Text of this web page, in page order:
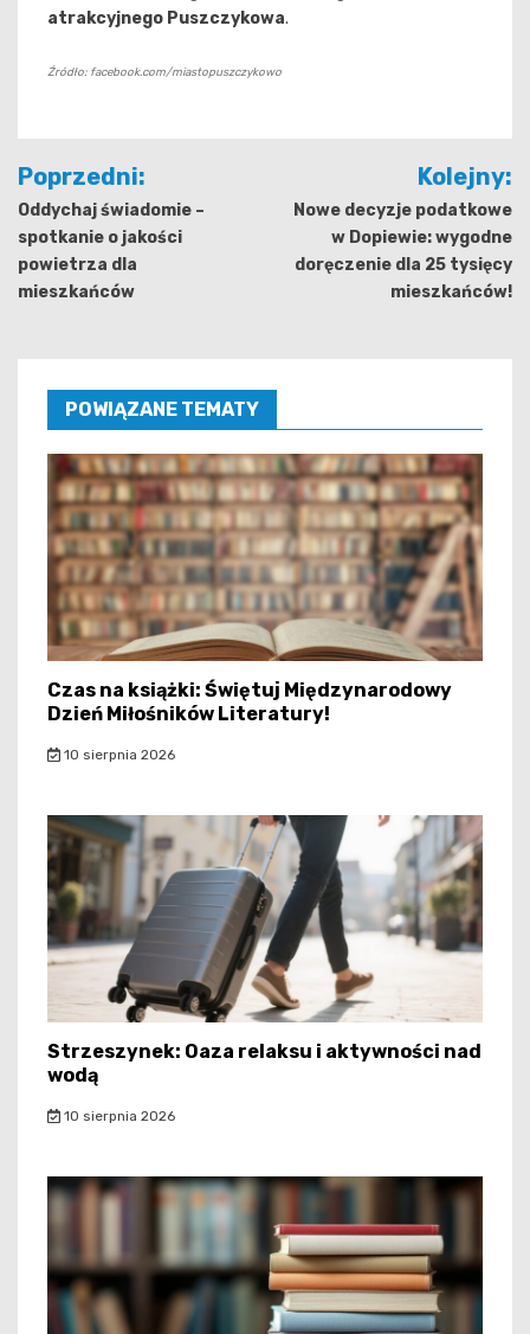
atrakcyjnego Puszczykowa.
Źródło: facebook.com/miastopuszczykowo
Nawigacja
wpisu
Poprzedni:
Oddychaj świadomie –
spotkanie o jakości
powietrza dla
mieszkańców
Kolejny:
Nowe decyzje podatkowe
w Dopiewie: wygodne
doręczenie dla 25 tysięcy
mieszkańców!
POWIĄZANE TEMATY
Czas na książki: Świętuj Międzynarodowy
Dzień Miłośników Literatury!
10 sierpnia 2026
Strzeszynek: Oaza relaksu i aktywności nad
wodą
10 sierpnia 2026